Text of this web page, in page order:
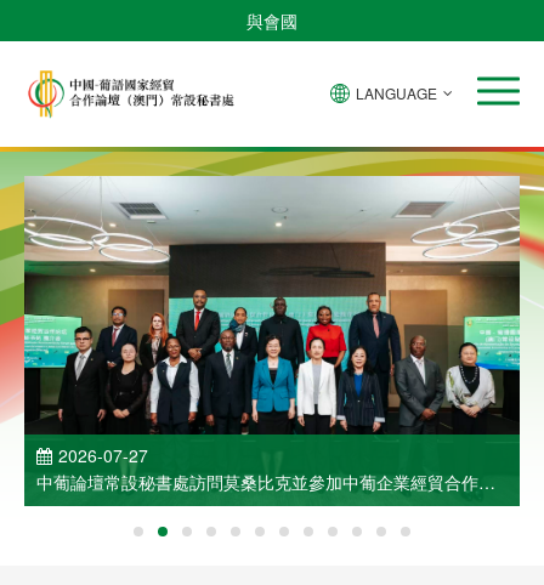
與會國
LANGUAGE
2026-07-27
中葡論壇常設秘書處訪問莫桑比克並參加中葡企業經貿合作洽
談會